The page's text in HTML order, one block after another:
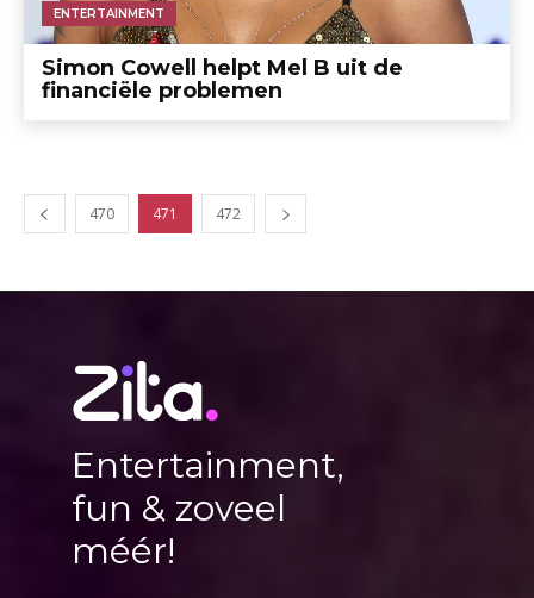
ENTERTAINMENT
Simon Cowell helpt Mel B uit de
financiële problemen
470 471 472
Entertainment,
fun & zoveel
méér!